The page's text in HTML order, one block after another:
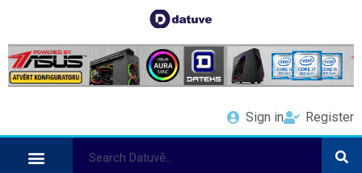
Sign in Register